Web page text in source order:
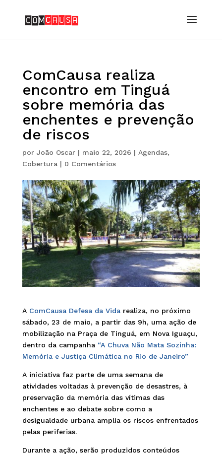
ComCausa realiza
encontro em Tinguá
sobre memória das
enchentes e prevenção
de riscos
por João Oscar| maio 22, 2026 | Agendas,
Cobertura| 0 Comentários
A ComCausa Defesa da Vidarealiza, no próximo
sábado, 23 de maio, a partir das 9h, uma ação de
mobilização na Praça de Tinguá, em Nova Iguaçu,
dentro da campanha “A Chuva Não Mata Sozinha:
Memória e Justiça Climática no Rio de Janeiro”
A iniciativa faz parte de uma semana de
atividades voltadas à prevenção de desastres, à
preservação da memória das vítimas das
enchentes e ao debate sobre como a
desigualdade urbana amplia os riscos enfrentados
pelas periferias.
Durante a ação, serão produzidos conteúdos